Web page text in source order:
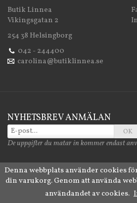
Butik Linnea
Vikingsgatan 2
254 38 Helsingborg
042 - 244400
carolina@butiklinnea.se
NYHETSBREV ANMÄLAN
OK
De uppgifter du matar in kommer endast
Drift & produktion:
Denna webbplats använder cookies
din varukorg. Genom att använda
användandet av cookies.